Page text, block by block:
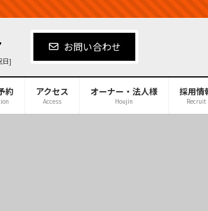
日]
お問い合わせ
約 アクセス
Access
オーナー・法人様
Houjin
採用情
Recruit